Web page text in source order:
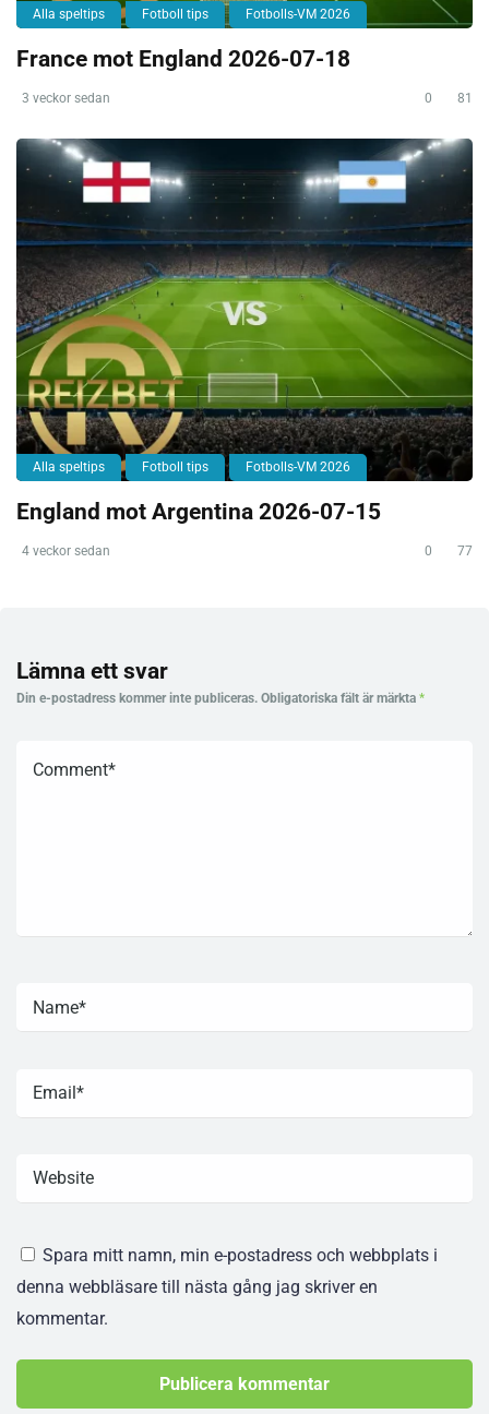
Alla speltips Fotboll tips Fotbolls-VM 2026
France mot England 2026-07-18
3 veckor sedan 0 81
Alla speltips Fotboll tips Fotbolls-VM 2026
England mot Argentina 2026-07-15
4 veckor sedan 0 77
Lämna ett svar
Din e-postadress kommer inte publiceras. Obligatoriska fält är märkta *
Spara mitt namn, min e-postadress och webbplats i
denna webbläsare till nästa gång jag skriver en
kommentar.